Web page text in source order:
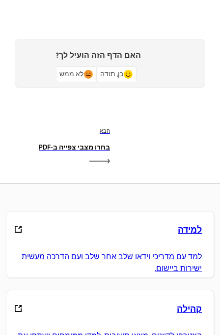
האם הדף הזה הועיל לך?
כן, תודה לא ממש
הבא
בחרו מצבי צפייה ב-PDF
למידה
למד עם מדריכי וידאו שלב אחר שלב ועם הדרכה מעשית
ישירות ביישום.
קהילה